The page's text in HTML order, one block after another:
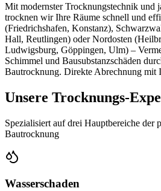
Mit modernster Trocknungstechnik und
trocknen wir Ihre Räume schnell und
(Friedrichshafen, Konstanz),
Hall, Reutlingen) oder Nordosten
Ludwigsburg, Göppingen, Ulm) –
Schimmel und Bausubstanzschäden
Bautrocknung. Direkte Abrechnung mit
Unsere Trocknungs-
Spezialisiert auf drei Hauptbereiche der
Bautrocknung
Wasserschaden